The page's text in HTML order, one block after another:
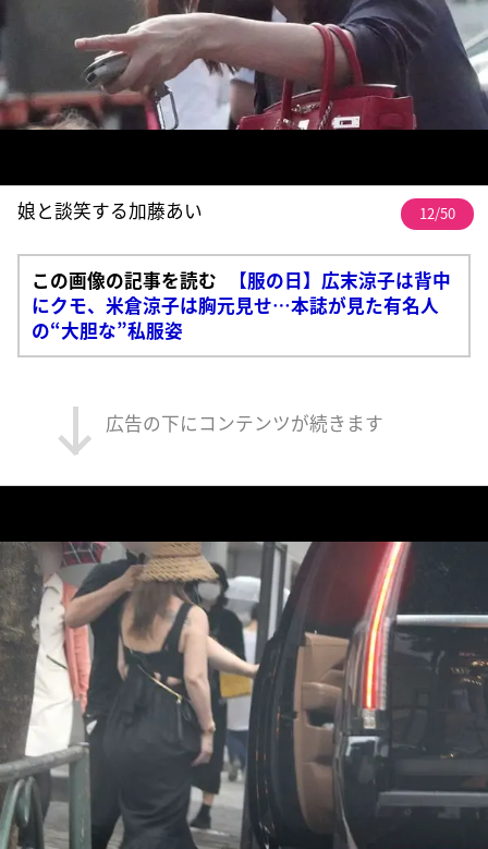
娘と談笑する加藤あい 12/50
この画像の記事を読む
【服の日】広末涼子は背中
にクモ、米倉涼子は胸元見せ…本誌が見た有名人
の“大胆な”私服姿
広告の下にコンテンツが続きます